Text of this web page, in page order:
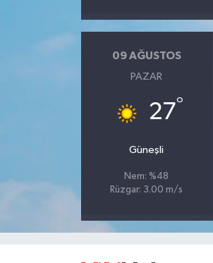
09 AĞUSTOS
PAZAR
27°
Güneşli
Nem: %48
Rüzgar: 3.00 m/s